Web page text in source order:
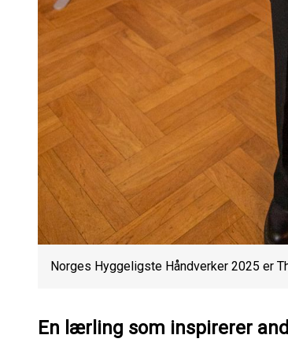
Norges Hyggeligste Håndverker 2025 er
En lærling som inspirerer